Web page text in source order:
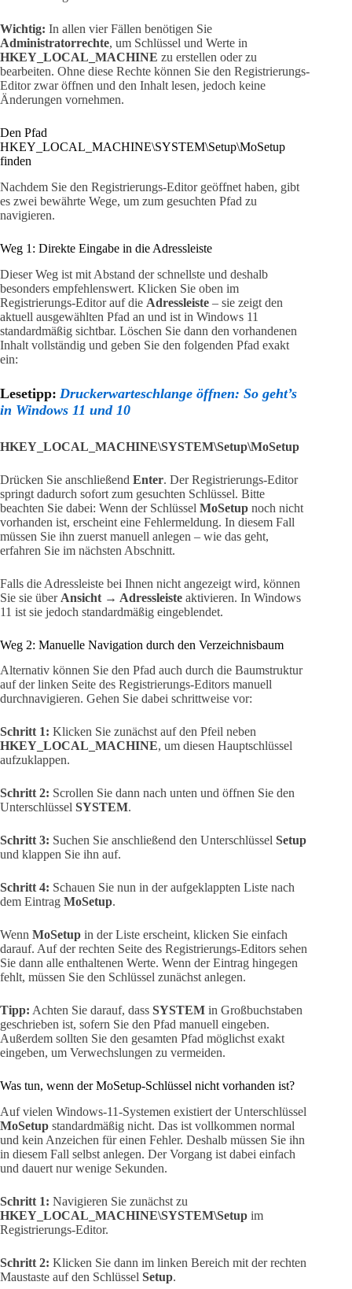
Wichtig: In allen vier Fällen benötigen Sie
Administratorrechte, um Schlüssel und Werte in
HKEY_LOCAL_MACHINE zu erstellen oder zu
bearbeiten. Ohne diese Rechte können Sie den Registrierungs-
Editor zwar öffnen und den Inhalt lesen, jedoch keine
Änderungen vornehmen.
Den Pfad
HKEY_LOCAL_MACHINE\SYSTEM\Setup\MoSetup
finden
Nachdem Sie den Registrierungs-Editor geöffnet haben, gibt
es zwei bewährte Wege, um zum gesuchten Pfad zu
navigieren.
Weg 1: Direkte Eingabe in die Adressleiste
Dieser Weg ist mit Abstand der schnellste und deshalb
besonders empfehlenswert. Klicken Sie oben im
Registrierungs-Editor auf die Adressleiste – sie zeigt den
aktuell ausgewählten Pfad an und ist in Windows 11
standardmäßig sichtbar. Löschen Sie dann den vorhandenen
Inhalt vollständig und geben Sie den folgenden Pfad exakt
ein:
Lesetipp: Druckerwarteschlange öffnen: So geht’s
in Windows 11 und 10
HKEY_LOCAL_MACHINE\SYSTEM\Setup\MoSetup
Drücken Sie anschließend Enter. Der Registrierungs-Editor
springt dadurch sofort zum gesuchten Schlüssel. Bitte
beachten Sie dabei: Wenn der Schlüssel MoSetup noch nicht
vorhanden ist, erscheint eine Fehlermeldung. In diesem Fall
müssen Sie ihn zuerst manuell anlegen – wie das geht,
erfahren Sie im nächsten Abschnitt.
Falls die Adressleiste bei Ihnen nicht angezeigt wird, können
Sie sie über Ansicht → Adressleiste aktivieren. In Windows
11 ist sie jedoch standardmäßig eingeblendet.
Weg 2: Manuelle Navigation durch den Verzeichnisbaum
Alternativ können Sie den Pfad auch durch die Baumstruktur
auf der linken Seite des Registrierungs-Editors manuell
durchnavigieren. Gehen Sie dabei schrittweise vor:
Schritt 1: Klicken Sie zunächst auf den Pfeil neben
HKEY_LOCAL_MACHINE, um diesen Hauptschlüssel
aufzuklappen.
Schritt 2: Scrollen Sie dann nach unten und öffnen Sie den
Unterschlüssel SYSTEM.
Schritt 3: Suchen Sie anschließend den Unterschlüssel Setup
und klappen Sie ihn auf.
Schritt 4: Schauen Sie nun in der aufgeklappten Liste nach
dem Eintrag MoSetup.
Wenn MoSetup in der Liste erscheint, klicken Sie einfach
darauf. Auf der rechten Seite des Registrierungs-Editors sehen
Sie dann alle enthaltenen Werte. Wenn der Eintrag hingegen
fehlt, müssen Sie den Schlüssel zunächst anlegen.
Tipp: Achten Sie darauf, dass SYSTEM in Großbuchstaben
geschrieben ist, sofern Sie den Pfad manuell eingeben.
Außerdem sollten Sie den gesamten Pfad möglichst exakt
eingeben, um Verwechslungen zu vermeiden.
Was tun, wenn der MoSetup-Schlüssel nicht vorhanden ist?
Auf vielen Windows-11-Systemen existiert der Unterschlüssel
MoSetup standardmäßig nicht. Das ist vollkommen normal
und kein Anzeichen für einen Fehler. Deshalb müssen Sie ihn
in diesem Fall selbst anlegen. Der Vorgang ist dabei einfach
und dauert nur wenige Sekunden.
Schritt 1: Navigieren Sie zunächst zu
HKEY_LOCAL_MACHINE\SYSTEM\Setup im
Registrierungs-Editor.
Schritt 2: Klicken Sie dann im linken Bereich mit der rechten
Maustaste auf den Schlüssel Setup.